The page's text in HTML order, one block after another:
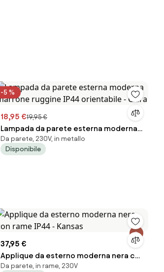
-5 %
18,95 €19,95 €
Lampada da parete esterna moderna
marrone ruggine IP44 orientabile -
Ciara
Da parete, 230V, in metallo
Disponibile
37,95 €
Applique da esterno moderna nera con
rame IP44 - Kansas
Da parete, in rame, 230V